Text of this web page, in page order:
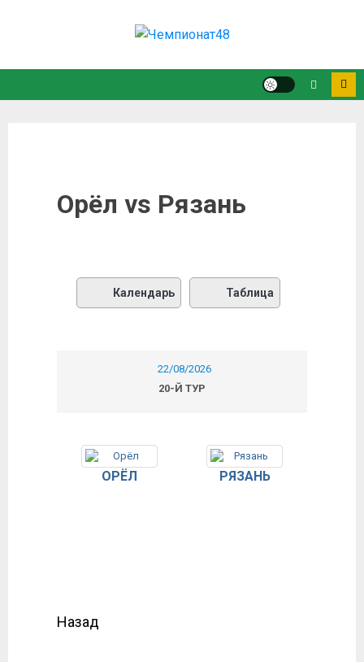
Орёл vs Рязань
Календарь Таблица
22/08/2026
20-Й ТУР
ОРЁЛ РЯЗАНЬ
Назад